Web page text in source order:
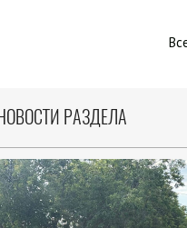
РАЗДЕЛА